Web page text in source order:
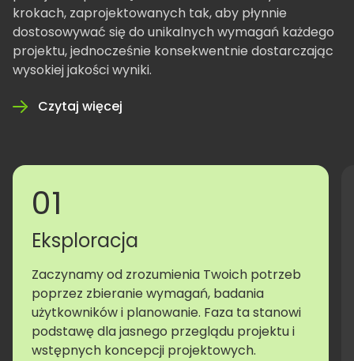
krokach, zaprojektowanych tak, aby płynnie
dostosowywać się do unikalnych wymagań każdego
projektu, jednocześnie konsekwentnie dostarczając
wysokiej jakości wyniki.
Czytaj więcej
01
Eksploracja
Zaczynamy od zrozumienia Twoich potrzeb
poprzez zbieranie wymagań, badania
użytkowników i planowanie. Faza ta stanowi
podstawę dla jasnego przeglądu projektu i
wstępnych koncepcji projektowych.